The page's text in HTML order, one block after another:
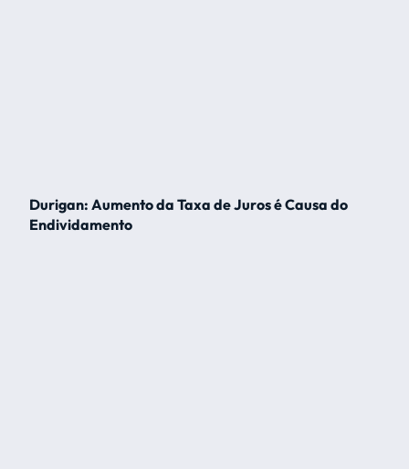
Durigan: Aumento da Taxa de Juros é Causa do
Endividamento